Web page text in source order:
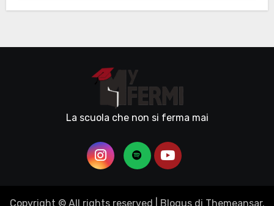
La scuola che non si ferma mai
Copyright © All rights reserved Blogusdi Themeansar.